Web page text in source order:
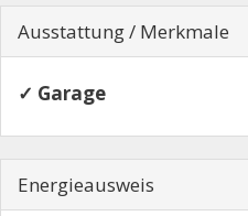
Ausstattung / Merkmale
✓ Garage
Energieausweis